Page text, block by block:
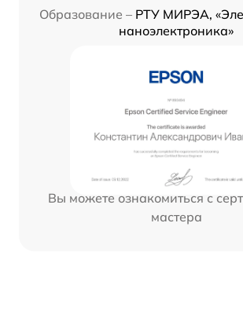
Образование – РТУ МИРЭА,
наноэлектроника»
Вы можете ознакомиться с
мастера